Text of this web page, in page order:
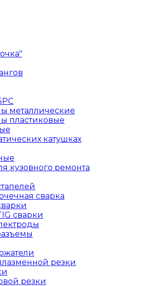
металлические
пластиковые
катушках
кузовного ремонта
сварка
сварки
резки
резки